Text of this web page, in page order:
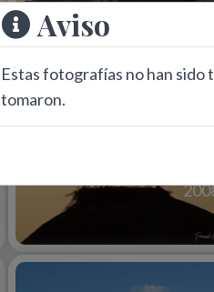
Aviso
Estas fotografías no han sido
tomaron.